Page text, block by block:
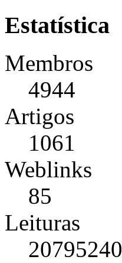
Estatística
Membros
4944
Artigos
1061
Weblinks
85
Leituras
20795240